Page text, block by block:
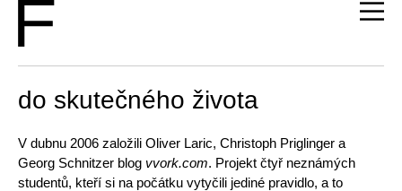
do skutečného života
V dubnu 2006 založili Oliver Laric, Christoph Priglinger a
Georg Schnitzer blog vvork.com. Projekt čtyř neznámých
studentů, kteří si na počátku vytyčili jediné pravidlo, a to